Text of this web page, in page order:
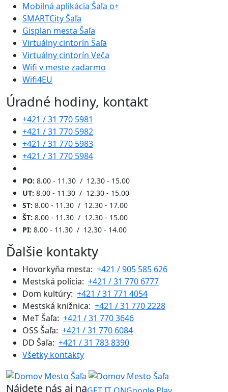
Mobilná aplikácia Šaľa o+
SMARTCity Šaľa
Gisplan mesta Šaľa
Virtuálny cintorín Šaľa
Virtuálny cintorín Veča
Wifi v meste zadarmo
Wifi4EU
Úradné hodiny, kontakt
+421 / 31 770 5981
+421 / 31 770 5982
+421 / 31 770 5983
+421 / 31 770 5984
PO: 8.00 - 11.30 / 12.30 - 15.00
UT: 8.00 - 11.30 / 12.30 - 15.00
ST: 8.00 - 11.30 / 12.30 - 17.00
ŠT: 8.00 - 11.30 / 12.30 - 15.00
PI: 8.00 - 11.30 / 12.30 - 14.00
Ďalšie kontakty
Hovorkyňa mesta: +421 / 905 585 626
Mestská polícia: +421 / 31 770 6777
Dom kultúry: +421 / 31 771 4054
Mestská knižnica: +421 / 31 770 2228
MeT Šaľa: +421 / 31 770 3646
OSS Šaľa: +421 / 31 770 6084
DD Šaľa: +421 / 31 783 8390
Všetky kontakty
Nájdete nás aj na